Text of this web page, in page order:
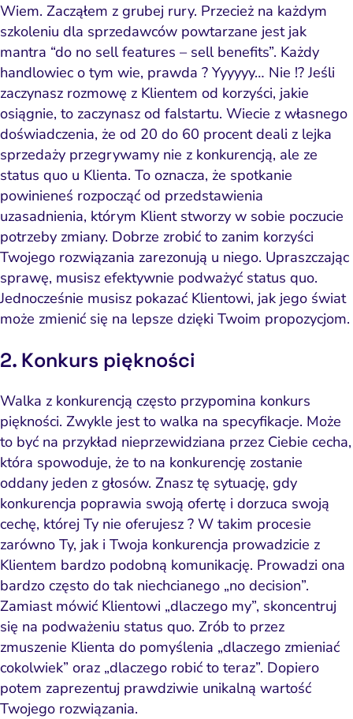
Wiem. Zacząłem z grubej rury. Przecież na każdym
szkoleniu dla sprzedawców powtarzane jest jak
mantra “do no sell features – sell benefits”. Każdy
handlowiec o tym wie, prawda ? Yyyyyy… Nie !? Jeśli
zaczynasz rozmowę z Klientem od korzyści, jakie
osiągnie, to zaczynasz od falstartu. Wiecie z własnego
doświadczenia, że od 20 do 60 procent deali z lejka
sprzedaży przegrywamy nie z konkurencją, ale ze
status quo u Klienta. To oznacza, że spotkanie
powinieneś rozpocząć od przedstawienia
uzasadnienia, którym Klient stworzy w sobie poczucie
potrzeby zmiany. Dobrze zrobić to zanim korzyści
Twojego rozwiązania zarezonują u niego. Upraszczając
sprawę, musisz efektywnie podważyć status quo.
Jednocześnie musisz pokazać Klientowi, jak jego świat
może zmienić się na lepsze dzięki Twoim propozycjom.
2. Konkurs piękności
Walka z konkurencją często przypomina konkurs
piękności. Zwykle jest to walka na specyfikacje. Może
to być na przykład nieprzewidziana przez Ciebie cecha,
która spowoduje, że to na konkurencję zostanie
oddany jeden z głosów. Znasz tę sytuację, gdy
konkurencja poprawia swoją ofertę i dorzuca swoją
cechę, której Ty nie oferujesz ? W takim procesie
zarówno Ty, jak i Twoja konkurencja prowadzicie z
Klientem bardzo podobną komunikację. Prowadzi ona
bardzo często do tak niechcianego „no decision”.
Zamiast mówić Klientowi „dlaczego my”, skoncentruj
się na podważeniu status quo. Zrób to przez
zmuszenie Klienta do pomyślenia „dlaczego zmieniać
cokolwiek” oraz „dlaczego robić to teraz”. Dopiero
potem zaprezentuj prawdziwie unikalną wartość
Twojego rozwiązania.